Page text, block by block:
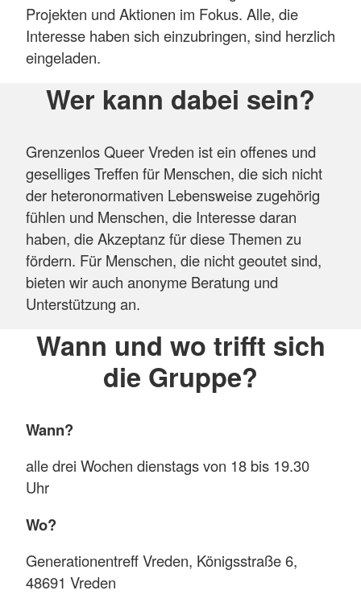
Projekten und Aktionen im Fokus. Alle, die
Interesse haben sich einzubringen, sind herzlich
eingeladen.
Wer kann dabei sein?
Grenzenlos Queer Vreden ist ein offenes und
geselliges Treffen für Menschen, die sich nicht
der heteronormativen Lebensweise zugehörig
fühlen und Menschen, die Interesse daran
haben, die Akzeptanz für diese Themen zu
fördern. Für Menschen, die nicht geoutet sind,
bieten wir auch anonyme Beratung und
Unterstützung an.
Wann und wo trifft sich
die Gruppe?
Wann?
alle drei Wochen dienstags von 18 bis 19.30
Uhr
Wo?
Generationentreff Vreden, Königsstraße 6,
48691 Vreden